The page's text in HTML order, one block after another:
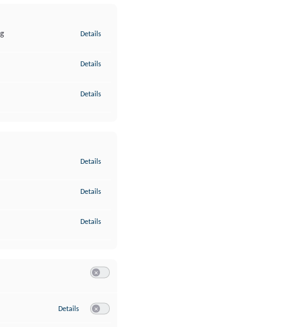
Details
Details
Details
Details
Details
Details
Details zu Google Analytics